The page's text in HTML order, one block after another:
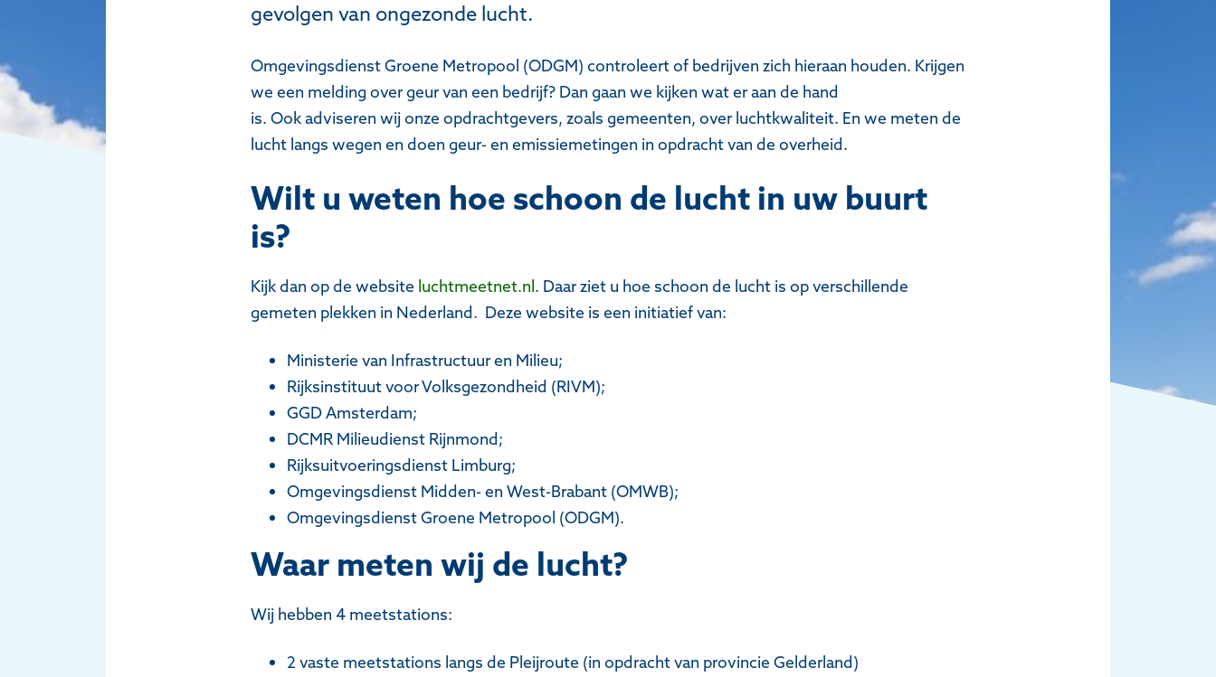
gevolgen van ongezonde lucht.
Omgevingsdienst Groene Metropool (ODGM) controleert of bedrijven zich hieraan houden. Krijgen
we een melding over geur van een bedrijf? Dan gaan we kijken wat er aan de hand
is. Ook adviseren wij onze opdrachtgevers, zoals gemeenten, over luchtkwaliteit. En we meten de
lucht langs wegen en doen geur- en emissiemetingen in opdracht van de overheid.
Wilt u weten hoe schoon de lucht in uw buurt
is?
Kijk dan op de website luchtmeetnet.nl. Daar ziet u hoe schoon de lucht is op verschillende
gemeten plekken in Nederland. Deze website is een initiatief van:
Ministerie van Infrastructuur en Milieu;
Rijksinstituut voor Volksgezondheid (RIVM);
GGD Amsterdam;
DCMR Milieudienst Rijnmond;
Rijksuitvoeringsdienst Limburg;
Omgevingsdienst Midden- en West-Brabant (OMWB);
Omgevingsdienst Groene Metropool (ODGM).
Waar meten wij de lucht?
Wij hebben 4 meetstations:
2 vaste meetstations langs de Pleijroute (in opdracht van provincie Gelderland)